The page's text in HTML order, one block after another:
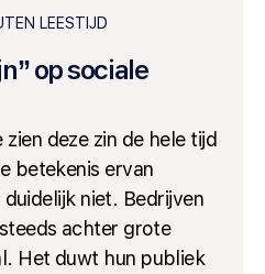
LEESTIJD
op sociale
zien deze zin de hele tijd
betekenis ervan
niet. Bedrijven
achter grote
Het duwt hun publiek